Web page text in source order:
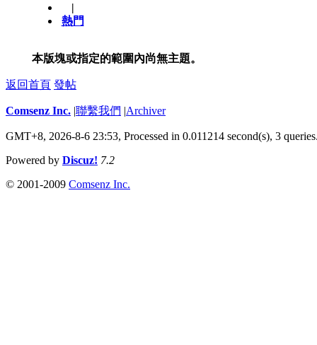
|
熱門
本版塊或指定的範圍內尚無主題。
返回首頁 發帖
Comsenz Inc. |聯繫我們 |Archiver
GMT+8, 2026-8-6 23:53, Processed in 0.011214 second(s), 3 queries
Powered by Discuz! 7.2
© 2001-2009 Comsenz Inc.